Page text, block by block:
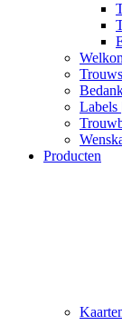
Labels
Producten